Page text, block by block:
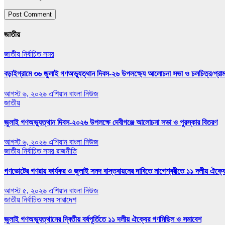
জাতীয়
জাতীয় নির্বাচিত সময়
বড়াইগ্রামে ৩৬ জুলাই গণঅভ্যুত্থান দিবস-২৬ উপলক্ষ্যে আলোচনা সভা ও চলচিত্র/
আগস্ট ৬, ২০২৬ এশিয়ান বাংলা নিউজ
জাতীয়
জুলাই গণঅভ্যুত্থান দিবস-২০২৬ উপলক্ষে দেবীগঞ্জে আলোচনা সভা ও পুরস্কার বিতরণ
আগস্ট ৬, ২০২৬ এশিয়ান বাংলা নিউজ
জাতীয় নির্বাচিত সময় রাজনীতি
গণভোটের গণরায় কার্যকর ও জুলাই সনদ বাস্তবায়নের দাবিতে নাগেশ্বরীতে ১১ দলীয়
আগস্ট ৫, ২০২৬ এশিয়ান বাংলা নিউজ
জাতীয় নির্বাচিত সময় সারাদেশ
জুলাই গণঅভ্যুত্থানের দ্বিতীয় বর্ষপূর্তিতে ১১ দলীয় ঐক্যের গণমিছিল ও সমাবেশ